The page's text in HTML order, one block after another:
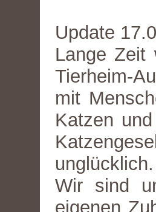
Update
Lange Zeit
Tierheim-
mit
Katzen
unglücklich.
Wir sind
eigenen